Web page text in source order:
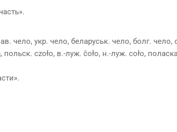
чело, укр. чело, беларуськ. чело, болг. чело,
сzоłо, в.-луж. čоłо, н.-луж. соłо,